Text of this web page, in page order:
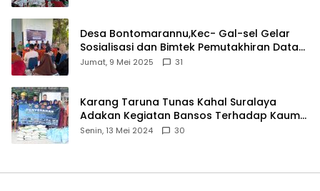
Desa Bontomarannu,Kec- Gal-sel Gelar
Sosialisasi dan Bimtek Pemutakhiran Data
ID
Jumat, 9 Mei 2025 31
Karang Taruna Tunas Kahal Suralaya
Adakan Kegiatan Bansos Terhadap Kaum
Dhuafa dan Anak Yatim-Piatu
Senin, 13 Mei 2024 30